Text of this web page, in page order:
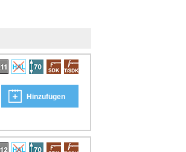
Hinzufügen